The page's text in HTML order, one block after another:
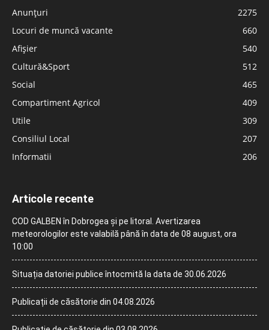
Anunțuri
2275
Locuri de muncă vacante
660
Afișier
540
Cultură&Sport
512
Social
465
Compartiment Agricol
409
Utile
309
Consiliul Local
207
Informatii
206
Articole recente
COD GALBEN în Dobrogea și pe litoral. Avertizarea
meteorologilor este valabilă până în data de 08 august, ora
10:00
Situația datoriei publice întocmită la data de 30.06.2026
Publicații de căsătorie din 04.08.2026